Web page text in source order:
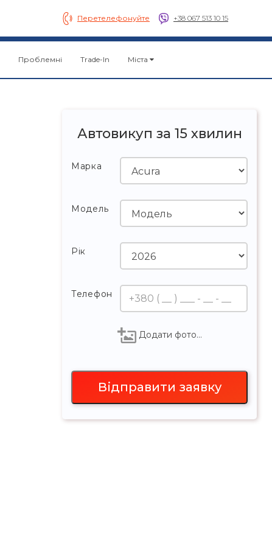
Перетелефонуйте +38 067 513 10 15
Проблемні Trade-In Міста
Автовикуп за 15 хвилин
Марка
Модель
Рік
Телефон
Додати фото…